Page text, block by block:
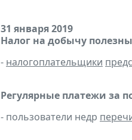
31 января 2019
Налог на добычу
- налогоплательщики
Регулярные платежи за
- пользователи недр